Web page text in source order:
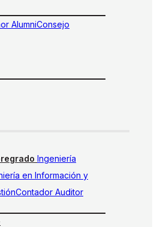
AlumniConsejo
Ingeniería
en Información y
Contador Auditor